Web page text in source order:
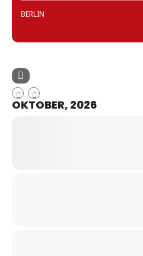
BERLIN
OKTOBER, 2026